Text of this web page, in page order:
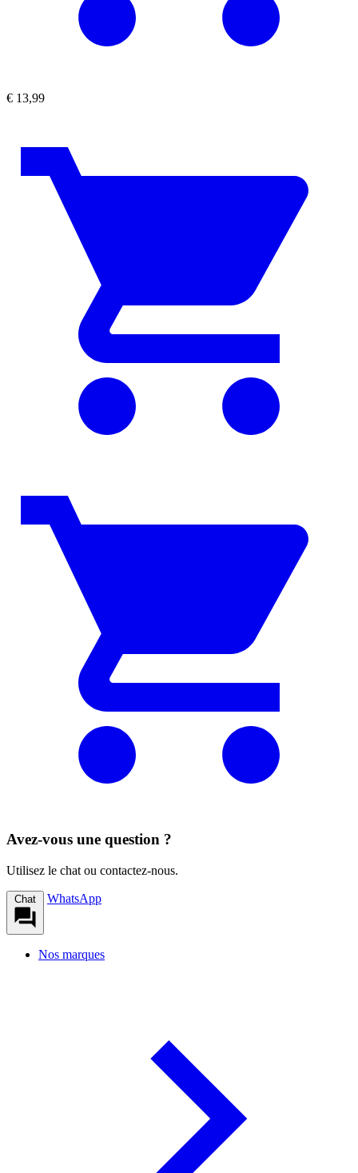
€ 13,99
Avez-vous une question ?
Utilisez le chat ou contactez-nous.
Chat WhatsApp
Nos marques